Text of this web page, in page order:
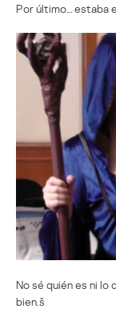
Por último… estaba
No sé quién es ni lo
bien.š